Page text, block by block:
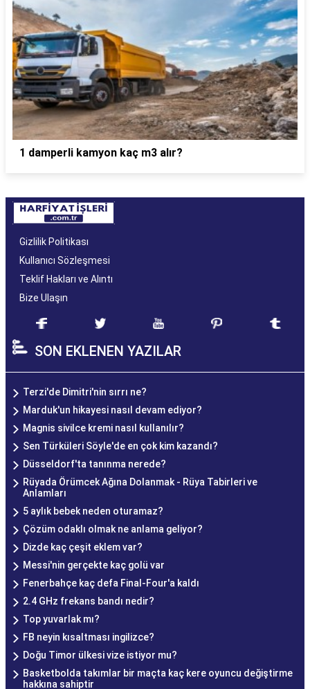
1 damperli kamyon kaç m3 alır?
Gizlilik Politikası
Kullanıcı Sözleşmesi
Teklif Hakları ve Alıntı
Bize Ulaşın
SON EKLENEN YAZILAR
Terzi'de Dimitri'nin sırrı ne?
Marduk'un hikayesi nasıl devam ediyor?
Magnis sivilce kremi nasıl kullanılır?
Sen Türküleri Söyle'de en çok kim kazandı?
Düsseldorf'ta tanınma nerede?
Rüyada Örümcek Ağına Dolanmak - Rüya Tabirleri ve
Anlamları
5 aylık bebek neden oturamaz?
Çözüm odaklı olmak ne anlama geliyor?
Dizde kaç çeşit eklem var?
Messi'nin gerçekte kaç golü var
Fenerbahçe kaç defa Final-Four'a kaldı
2.4 GHz frekans bandı nedir?
Top yuvarlak mı?
FB neyin kısaltması ingilizce?
Doğu Timor ülkesi vize istiyor mu?
Basketbolda takımlar bir maçta kaç kere oyuncu değiştirme
hakkına sahiptir